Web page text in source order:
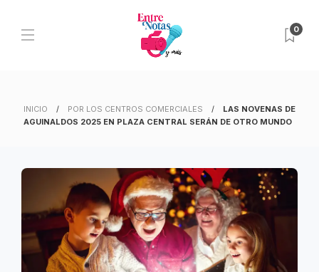
0
INICIO POR LOS CENTROS COMERCIALES
LAS NOVENAS DE
AGUINALDOS 2025 EN PLAZA CENTRAL SERÁN DE OTRO MUNDO